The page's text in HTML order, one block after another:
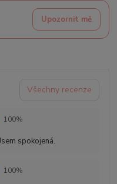
Upozornit mě
Všechny recenze
100%
spokojená.
100%